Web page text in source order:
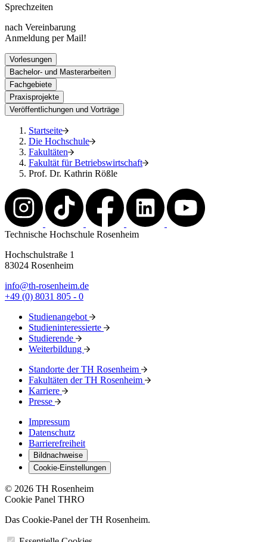
Sprechzeiten
nach Vereinbarung
Anmeldung per Mail!
Vorlesungen
Bachelor- und Masterarbeiten
Fachgebiete
Praxisprojekte
Veröffentlichungen und Vorträge
Startseite
Die Hochschule
Fakultäten
Fakultät für Betriebswirtschaft
Prof. Dr. Kathrin Rößle
Technische Hochschule Rosenheim
Hochschulstraße 1
83024 Rosenheim
info@th-rosenheim.de
+49 (0) 8031 805 - 0
Studienangebot
Studieninteressierte
Studierende
Weiterbildung
Standorte der TH Rosenheim
Fakultäten der TH Rosenheim
Karriere
Presse
Impressum
Datenschutz
Barrierefreiheit
Bildnachweise
Cookie-Einstellungen
© 2026 TH Rosenheim
Cookie Panel THRO
Das Cookie-Panel der TH Rosenheim.